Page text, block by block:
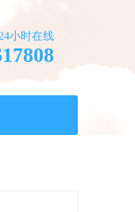
小时在线